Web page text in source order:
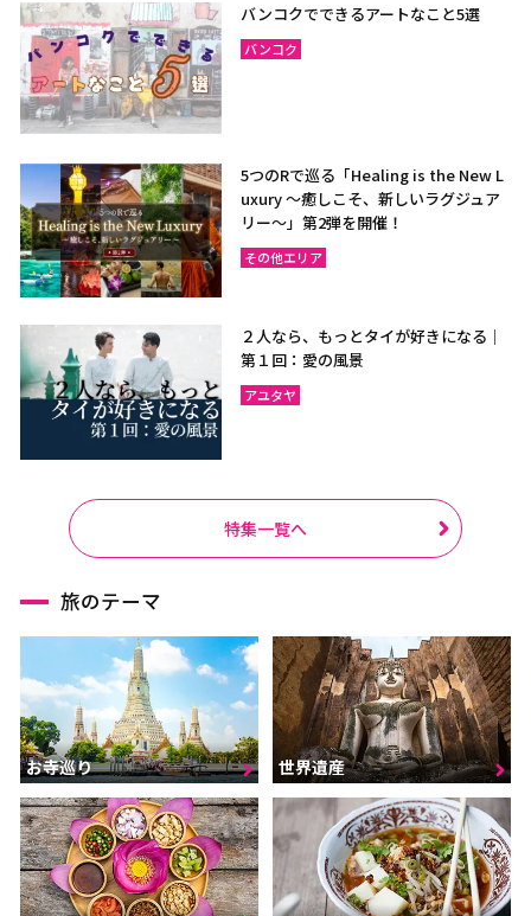
バンコクでできるアートなこと5選
バンコク
5つのRで巡る「Healing is the New L
uxury ～癒しこそ、新しいラグジュア
リー〜」第2弾を開催！
その他エリア
２人なら、もっとタイが好きになる｜
第１回：愛の風景
アユタヤ
特集一覧へ
旅のテーマ
お寺巡り 世界遺産